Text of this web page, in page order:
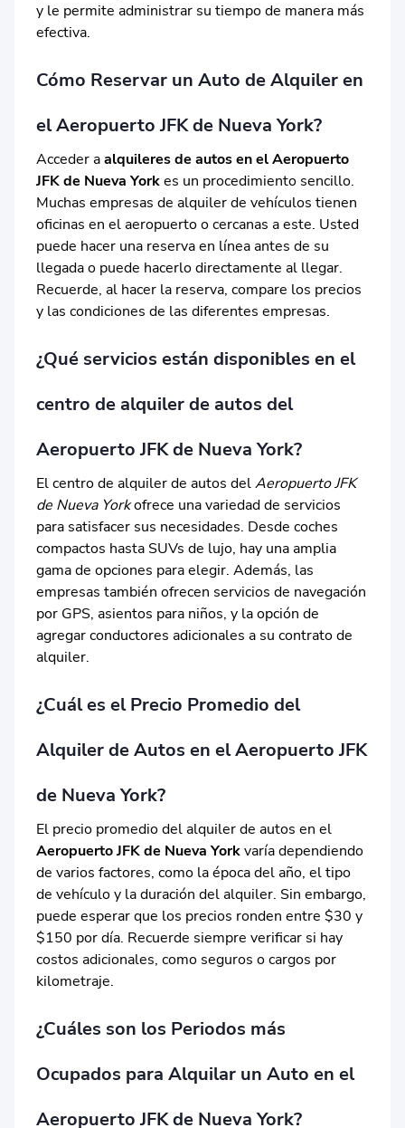
y le permite administrar su tiempo de manera más
efectiva.
Cómo Reservar un Auto de Alquiler en
el Aeropuerto JFK de Nueva York?
Acceder aalquileres de autos en el Aeropuerto
JFK de Nueva Yorkes un procedimiento sencillo.
Muchas empresas de alquiler de vehículos tienen
oficinas en el aeropuerto o cercanas a este. Usted
puede hacer una reserva en línea antes de su
llegada o puede hacerlo directamente al llegar.
Recuerde, al hacer la reserva, compare los precios
y las condiciones de las diferentes empresas.
¿Qué servicios están disponibles en el
centro de alquiler de autos del
Aeropuerto JFK de Nueva York?
El centro de alquiler de autos delAeropuerto JFK
de Nueva Yorkofrece una variedad de servicios
para satisfacer sus necesidades. Desde coches
compactos hasta SUVs de lujo, hay una amplia
gama de opciones para elegir. Además, las
empresas también ofrecen servicios de navegación
por GPS, asientos para niños, y la opción de
agregar conductores adicionales a su contrato de
alquiler.
¿Cuál es el Precio Promedio del
Alquiler de Autos en el Aeropuerto JFK
de Nueva York?
El precio promedio del alquiler de autos en el
Aeropuerto JFK de Nueva Yorkvaría dependiendo
de varios factores, como la época del año, el tipo
de vehículo y la duración del alquiler. Sin embargo,
puede esperar que los precios ronden entre $30 y
$150 por día. Recuerde siempre verificar si hay
costos adicionales, como seguros o cargos por
kilometraje.
¿Cuáles son los Periodos más
Ocupados para Alquilar un Auto en el
Aeropuerto JFK de Nueva York?